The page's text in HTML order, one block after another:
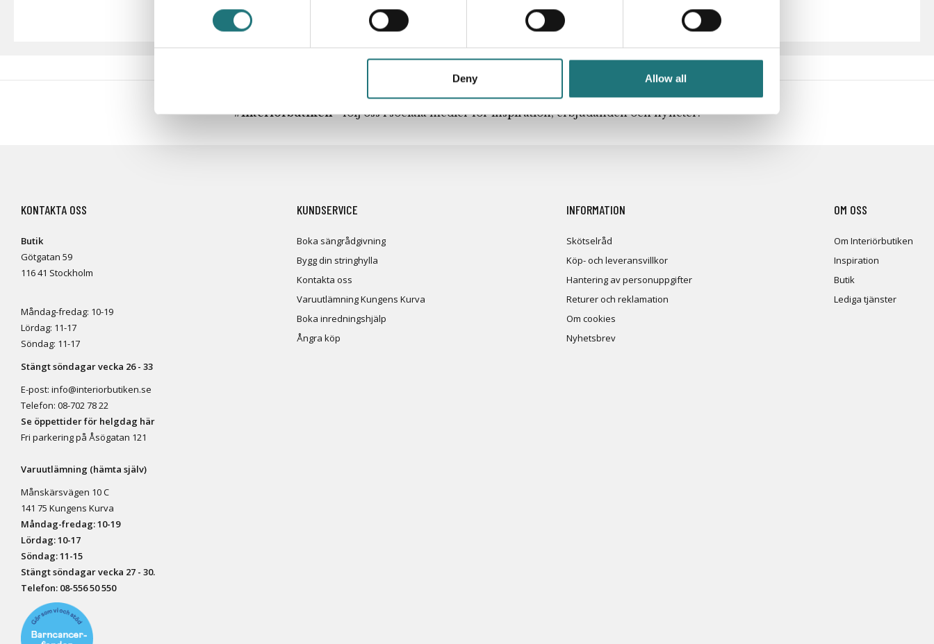
Deny Allow all
#Interiörbutiken- följ oss i sociala medier för inspiration, erbjudanden och nyheter!
KONTAKTA OSS
Butik
Götgatan 59
116 41 Stockholm
Måndag-fredag: 10-19
Lördag: 11-17
Söndag: 11-17
Stängt söndagar vecka 26 - 33
E-post: info@interiorbutiken.se
Telefon: 08-702 78 22
Se öppettider för helgdag här
Fri parkering på Åsögatan 121
Varuutlämning (hämta själv)
Månskärsvägen 10 C
141 75 Kungens Kurva
Måndag-fredag: 10-19
Lördag: 10-17
Söndag: 11-15
Stängt söndagar vecka 27 - 30.
Telefon: 08-556 50 550
KUNDSERVICE
Boka sängrådgivning
Bygg din stringhylla
Kontakta oss
Varuutlämning Kungens Kurva
Boka inredningshjälp
Ångra köp
INFORMATION
Skötselråd
Köp- och leveransvillkor
Hantering av personuppgifter
Returer och reklamation
Om cookies
Nyhetsbrev
OM OSS
Om Interiörbutiken
Inspiration
Butik
Lediga tjänster